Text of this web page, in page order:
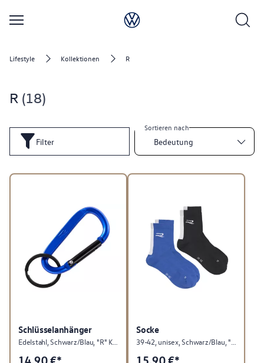
Lifestyle Kollektionen R
R 18
Filter
Sortieren nach
Bedeutung
Schlüsselanhänger
Edelstahl, Schwarz/Blau, "R" Kollektion
Socke
39-42, unisex, Schwarz/Blau, "R" Kollektion